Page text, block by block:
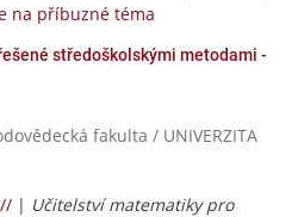
na příbuzné téma
středoškolskými metodami -
fakulta / UNIVERZITA
| Učitelství matematiky pro